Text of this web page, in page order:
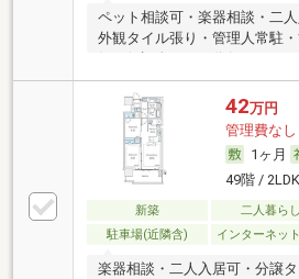
ペット相談可・楽器相談・二
外観タイル張り・管理人常駐・
好・保証人不要／代行
42万円
管理費なし
1ヶ月
49階 /
新築 二人暮らし
駐車場(近隣含)
インターネッ
楽器相談・二人入居可・分譲